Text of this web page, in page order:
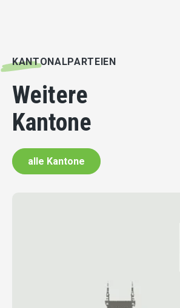
KANTONALPARTEIEN
Weitere
Kantone
alle Kantone